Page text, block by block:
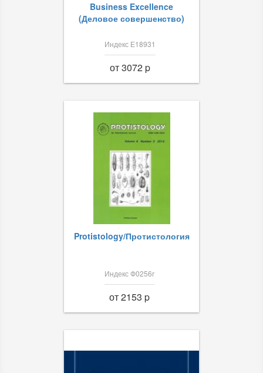
Business Excellence
(Деловое совершенство)
Индекс Е18931
от 3072 p
Protistology/Протистология
Индекс Ф0256r
от 2153 p